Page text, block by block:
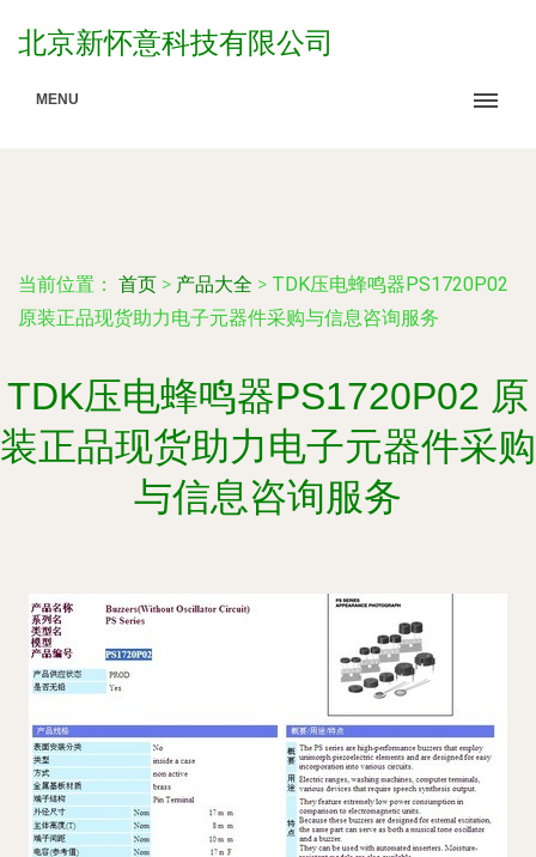
北京新怀意科技有限公司
MENU
当前位置： 首页 > 产品大全 > TDK压电蜂鸣器PS1720P02
原装正品现货助力电子元器件采购与信息咨询服务
TDK压电蜂鸣器PS1720P02 原
装正品现货助力电子元器件采购
与信息咨询服务